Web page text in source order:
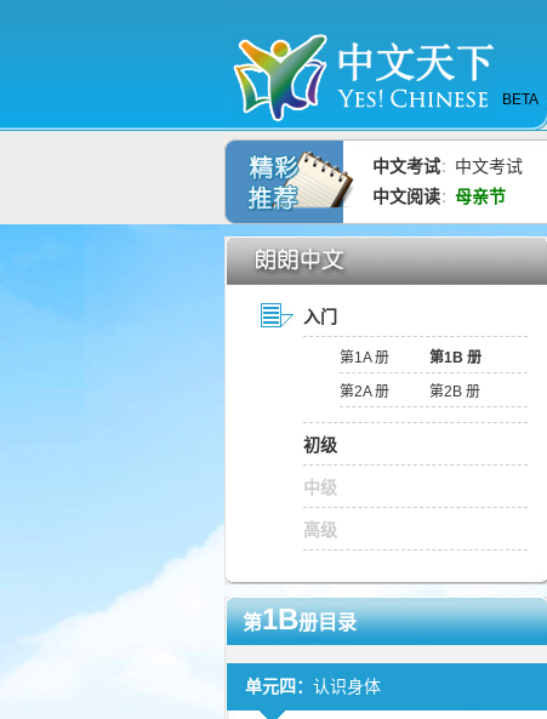
BETA
中文考试： 中文考试
中文阅读： 母亲节
入门
第1A 册
第1B 册
第2A 册
第2B 册
初级
中级
高级
第1B册目录
单元四： 认识身体